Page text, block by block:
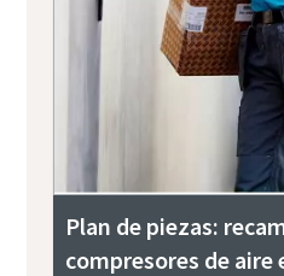
Plan de piezas:
compresores de aire